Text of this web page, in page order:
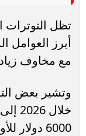
تظل التوترات
أبرز العوامل
مع مخاوف
وتشير بعض
6000